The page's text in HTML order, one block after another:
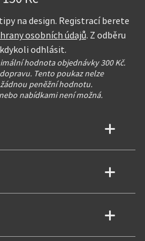
na design. Registrací berete
osobních údajů. Z odběru
odhlásit.
hodnota objednávky 300 Kč.
Tento poukaz nelze
peněžní hodnotu.
nabídkami není možná.